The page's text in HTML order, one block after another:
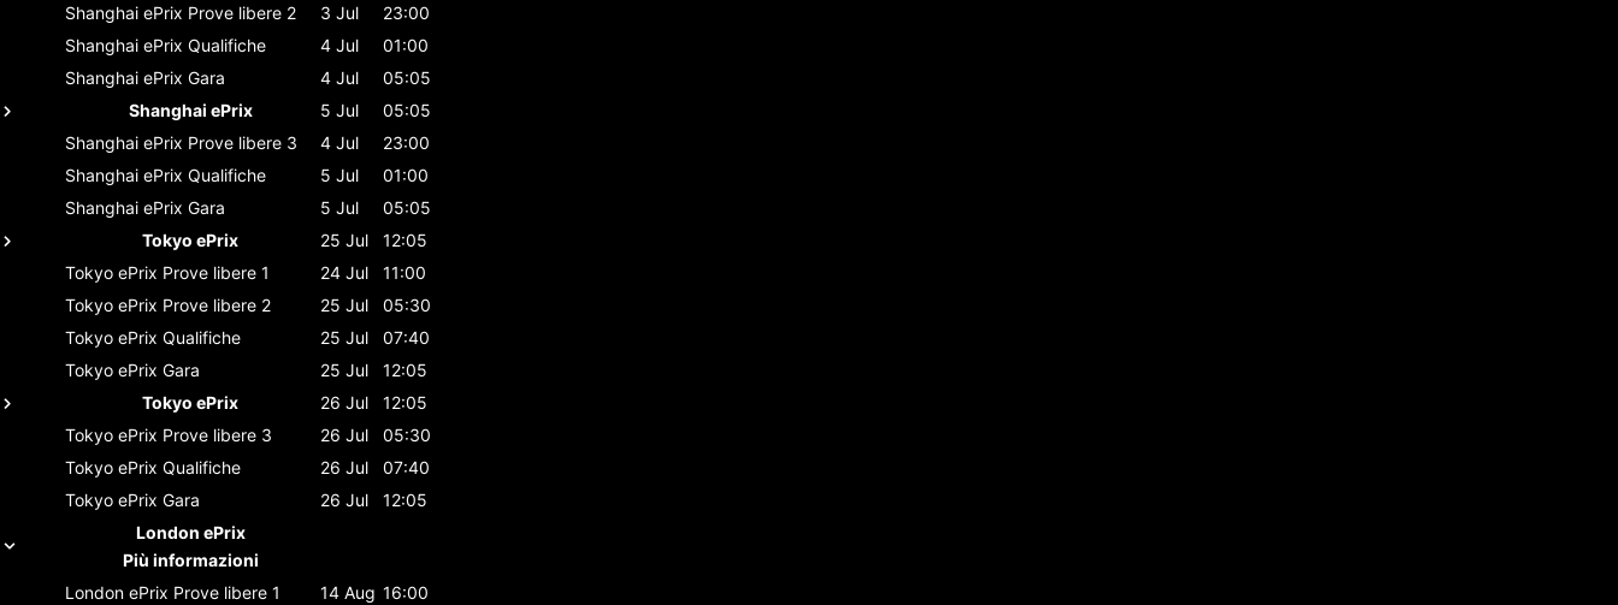
Shanghai ePrix Prove libere 2 3 Jul
23:00
Shanghai ePrix Qualifiche 4 Jul
01:00
Shanghai ePrix Gara 4 Jul
05:05
Shanghai ePrix
5 Jul
05:05
Shanghai ePrix Prove libere 3 4 Jul
23:00
Shanghai ePrix Qualifiche 5 Jul
01:00
Shanghai ePrix Gara 5 Jul
05:05
Tokyo ePrix
25 Jul
12:05
Tokyo ePrix Prove libere 1 24 Jul
11:00
Tokyo ePrix Prove libere 2 25 Jul
05:30
Tokyo ePrix Qualifiche 25 Jul
07:40
Tokyo ePrix Gara 25 Jul
12:05
Tokyo ePrix
26 Jul
12:05
Tokyo ePrix Prove libere 3 26 Jul
05:30
Tokyo ePrix Qualifiche 26 Jul
07:40
Tokyo ePrix Gara 26 Jul
12:05
London ePrix
Più informazioni
London ePrix Prove libere 1 14 Aug 16:00